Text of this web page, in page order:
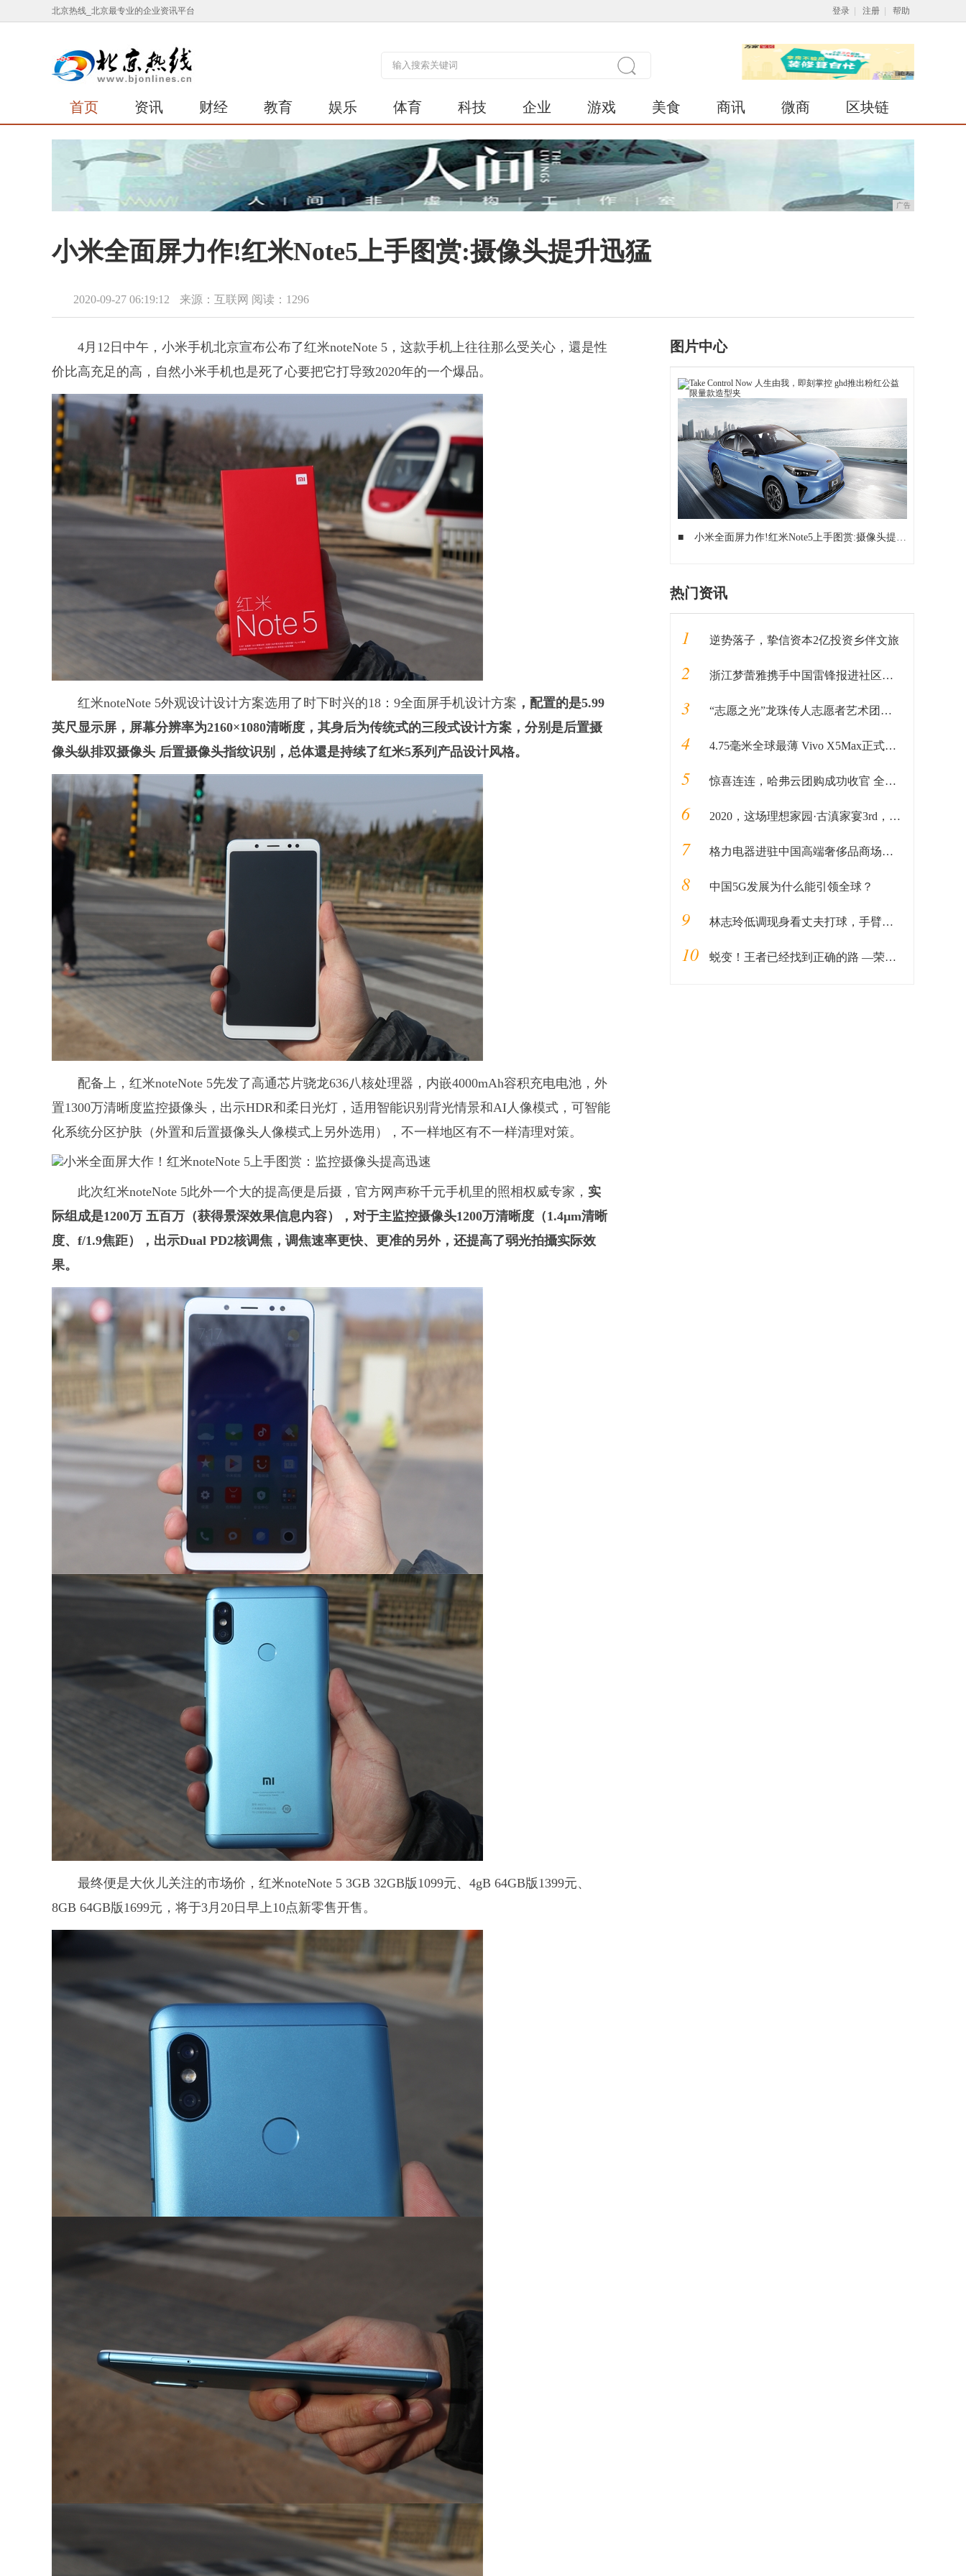
北京热线_北京最专业的企业资讯平台 登录 注册 帮助
首页 资讯 财经 教育 娱乐 体育 科技 企业 游戏 美食 商讯 微商 区块链
广告
小米全面屏力作!红米Note5上手图赏:摄像头提升迅猛
2020-09-27 06:19:12 来源：互联网 阅读：1296
4月12日中午，小米手机北京宣布公布了红米noteNote 5，这款手机上往往那么受关心，還是性
价比高充足的高，自然小米手机也是死了心要把它打导致2020年的一个爆品。
红米noteNote 5外观设计设计方案选用了时下时兴的18：9全面屏手机设计方案 ，配置的是5.99
英尺显示屏，屏幕分辨率为2160×1080清晰度，其身后为传统式的三段式设计方案，分别是后置摄
像头纵排双摄像头 后置摄像头指纹识别，总体還是持续了红米5系列产品设计风格。
配备上，红米noteNote 5先发了高通芯片骁龙636八核处理器，内嵌4000mAh容积充电电池，外
置1300万清晰度监控摄像头，出示HDR和柔日光灯，适用智能识别背光情景和AI人像模式，可智能
化系统分区护肤（外置和后置摄像头人像模式上另外选用），不一样地区有不一样清理对策。
此次红米noteNote 5此外一个大的提高便是后摄，官方网声称千元手机里的照相权威专家， 实
际组成是1200万 五百万（获得景深效果信息内容），对于主监控摄像头1200万清晰度（1.4μm清晰
度、f/1.9焦距），出示Dual PD2核调焦，调焦速率更快、更准的另外，还提高了弱光拍攝实际效
果。
最终便是大伙儿关注的市场价，红米noteNote 5 3GB 32GB版1099元、4gB 64GB版1399元、
8GB 64GB版1699元，将于3月20日早上10点新零售开售。
图片中心
■ 小米全面屏力作!红米Note5上手图赏:摄像头提升迅猛
热门资讯
1 逆势落子，挚信资本2亿投资乡伴文旅
2 浙江梦蕾雅携手中国雷锋报进社区公益活动
3 “志愿之光”龙珠传人志愿者艺术团启动仪式在京顺利启动
4 4.75毫米全球最薄 Vivo X5Max正式发布
5 惊喜连连，哈弗云团购成功收官 全民掘金计划接踵而至
6 2020，这场理想家园·古滇家宴3rd，为万物开启家园的新篇章
7 格力电器进驻中国高端奢侈品商场北京SKP，成SKP国产家电第一品牌
8 中国5G发展为什么能引领全球？
9 林志玲低调现身看丈夫打球，手臂粗壮抢镜，身材发福疑备孕中？
10 蜕变！王者已经找到正确的路 —荣耀畅玩4C体验